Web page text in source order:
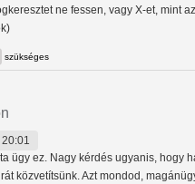
ne fessen, vagy X-et, mint az
szükséges
ügy ez. Nagy kérdés ugyanis, hogy
közvetítsünk. Azt mondod,